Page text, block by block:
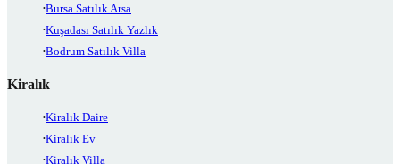
Bursa Satılık Arsa
Kuşadası Satılık Yazlık
Bodrum Satılık Villa
Kiralık
Kiralık Daire
Kiralık Ev
Kiralık Villa